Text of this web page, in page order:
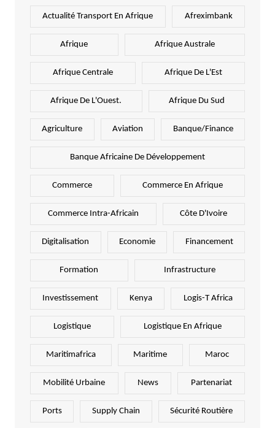
Actualité Transport En Afrique Afreximbank
Afrique Afrique Australe
Afrique Centrale Afrique De L'Est
Afrique De L'Ouest. Afrique Du Sud
Agriculture Aviation Banque/Finance
Banque Africaine De Développement
Commerce Commerce En Afrique
Commerce Intra-Africain Côte D'Ivoire
Digitalisation Economie Financement
Formation Infrastructure
Investissement Kenya Logis-T Africa
Logistique Logistique En Afrique
Maritimafrica Maritime Maroc
Mobilité Urbaine News Partenariat
Ports Supply Chain Sécurité Routière